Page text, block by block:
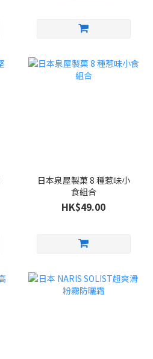
日本泉屋製菓 8 種惹味小
食組合
HK$49.00